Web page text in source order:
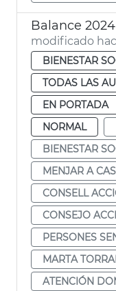
modificado
BIENESTAR
TODAS LAS
EN PORTADA
NORMAL
BIENESTAR
MENJAR A
CONSELL
CONSEJO
PERSONES
MARTA
ATENCIÓN